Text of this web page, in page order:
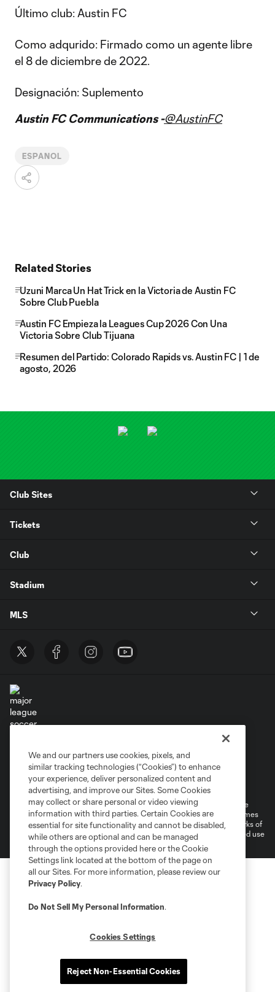
Último club: Austin FC
Como adqurido: Firmado como un agente libre
el 8 de diciembre de 2022.
Designación: Suplemento
Austin FC Communications -@AustinFC
ESPANOL
Related Stories
Uzuni Marca Un Hat Trick en la Victoria de Austin FC
Sobre Club Puebla
Austin FC Empieza la Leagues Cup 2026 Con Una
Victoria Sobre Club Tijuana
Resumen del Partido: Colorado Rapids vs. Austin FC | 1 de
agosto, 2026
Club Sites
Tickets
Club
Stadium
MLS
Do Not Sell or Share My Personal Information
Supplemental Terms For Single Event Suite, Loft, & Loge Licenses
Cookies Settings
©2026 MLS. The Major League Soccer and MLS name and shield are
registered trademarks of Major League Soccer, L.L.C. (“MLS”). The names
and logos of MLS teams are registered and/or common law trademarks of
MLS or are used with the permission of their owners. Any unauthorized use
is forbidden.
We and our partners use cookies, pixels, and
similar tracking technologies (“Cookies”) to enhance
your experience, deliver personalized content and
advertising, and improve our Sites. Some Cookies
may collect or share personal or video viewing
information with third parties. Certain Cookies are
essential for site functionality and cannot be disabled,
while others are optional and can be managed
through the options provided here or the Cookie
Settings link located at the bottom of the page on
all our Sites. For more information, please review our
Privacy Policy.
Do Not Sell My Personal Information.
Cookies Settings
Reject Non-Essential Cookies